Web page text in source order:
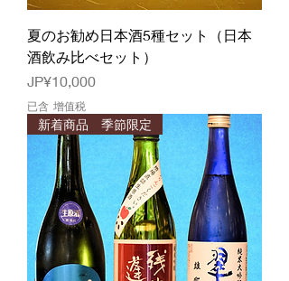
夏のお勧め日本酒5種セット（日本
酒飲み比べセット）
價格
JP¥10,000
已含 增值税
新着商品 季節限定